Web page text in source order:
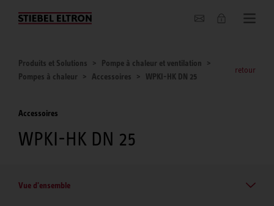
Entreprise
Produits et Solutions
Pompe à chaleur et ventilation
Pompes à chaleur
Accessoires WPKI-HK DN 25
retour
Accessoires
WPKI-HK DN 25
Vue d'ensemble